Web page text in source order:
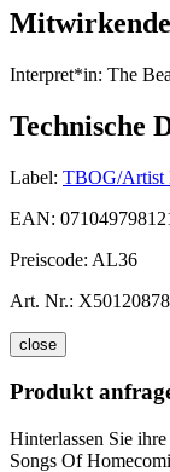
Mitwirkende
Interpret*in: The
Technische
Label: TBOG/Artist
EAN:
Preiscode: AL36
Art. Nr.:
close
Produkt
Hinterlassen Sie
Songs Of